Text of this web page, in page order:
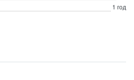
1 год